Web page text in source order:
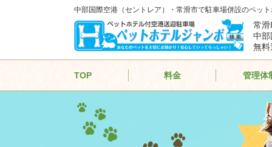
中部国際空港（セントレア）・常滑市で駐車場併設のペッ
常滑
中部
無料
TOP 料金 管理体